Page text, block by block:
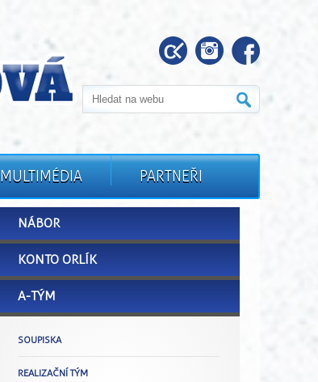
MULTIMÉDIA PARTNEŘI
NÁBOR
KONTO ORLÍK
A-TÝM
SOUPISKA
REALIZAČNÍ TÝM